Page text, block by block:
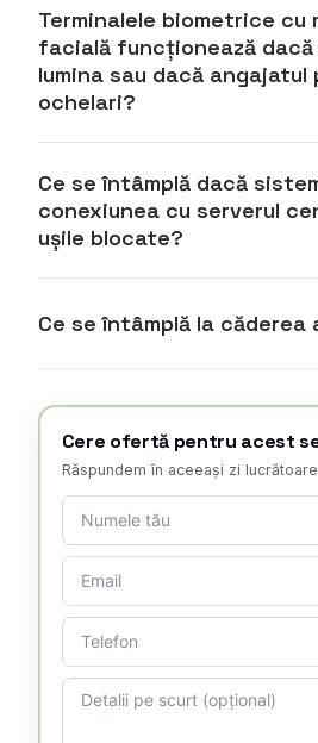
Terminalele biometrice cu
facială funcționează dacă
lumina sau dacă angajatul
ochelari?
Ce se întâmplă dacă
conexiunea cu serverul
ușile blocate?
Ce se întâmplă la căderea
Cere ofertă pentru acest
Răspundem în aceeași zi